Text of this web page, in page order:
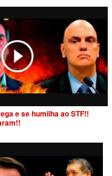
e se humilha ao STF!!